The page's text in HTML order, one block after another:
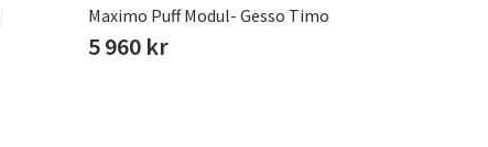
Maximo Puff Modul- Gesso Timo
5 960 kr